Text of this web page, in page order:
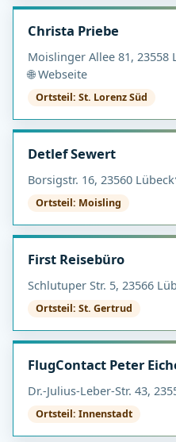
Christa Priebe
Moislinger Allee 81, 23558
🌐 Webseite
Ortsteil: St. Lorenz Süd
Detlef Sewert
Borsigstr. 16, 23560 Lübeck
Ortsteil: Moisling
First Reisebüro
Schlutuper Str. 5, 23566
Ortsteil: St. Gertrud
FlugContact Peter
Dr.-Julius-Leber-Str. 43,
Ortsteil: Innenstadt